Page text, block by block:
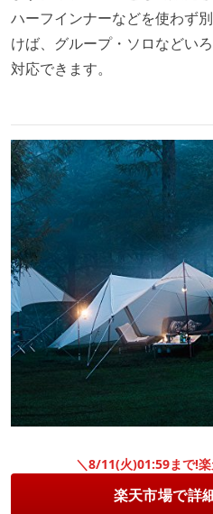
ハーフインナーなどを使わず
けば、グループ・ソロなどい
対応できます。
＼8/11(火)01:59まで!
楽天市場で詳